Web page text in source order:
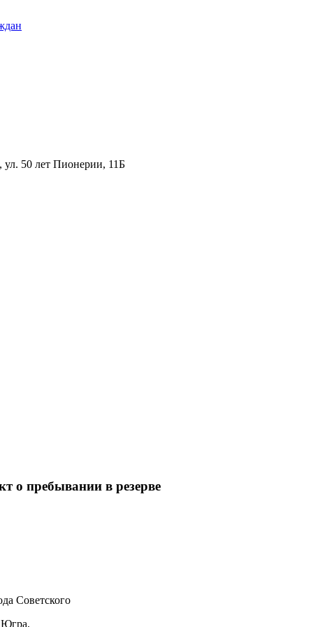
50 лет Пионерии, 11Б
о пребывании в резерве
Советского
Югра,